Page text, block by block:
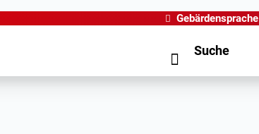
Gebärdensprache
Suche